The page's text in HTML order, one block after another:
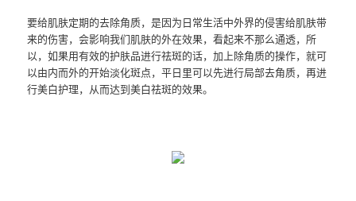
要给肌肤定期的去除角质，是因为日常生活中外界的侵害给肌肤带
来的伤害，会影响我们肌肤的外在效果，看起来不那么通透，所
以，如果用有效的护肤品进行祛斑的话，加上除角质的操作，就可
以由内而外的开始淡化斑点，平日里可以先进行局部去角质，再进
行美白护理，从而达到美白祛斑的效果。